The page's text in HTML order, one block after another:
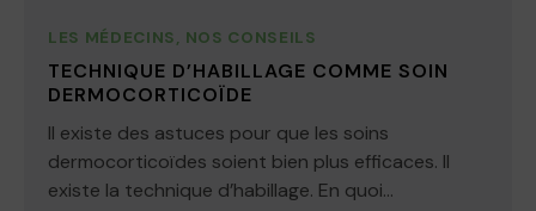
LES MÉDECINS, NOS CONSEILS
TECHNIQUE D’HABILLAGE COMME SOIN
DERMOCORTICOÏDE
Il existe des astuces pour que les soins
dermocorticoïdes soient bien plus efficaces. Il
existe la technique d’habillage. En quoi...